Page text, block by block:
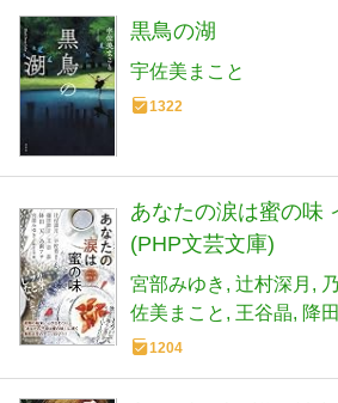
黒鳥の湖
宇佐美まこと
1322
あなたの涙は蜜の味
(PHP文芸文庫)
宮部みゆき 辻村深月
佐美まこと
王谷晶 降
1204